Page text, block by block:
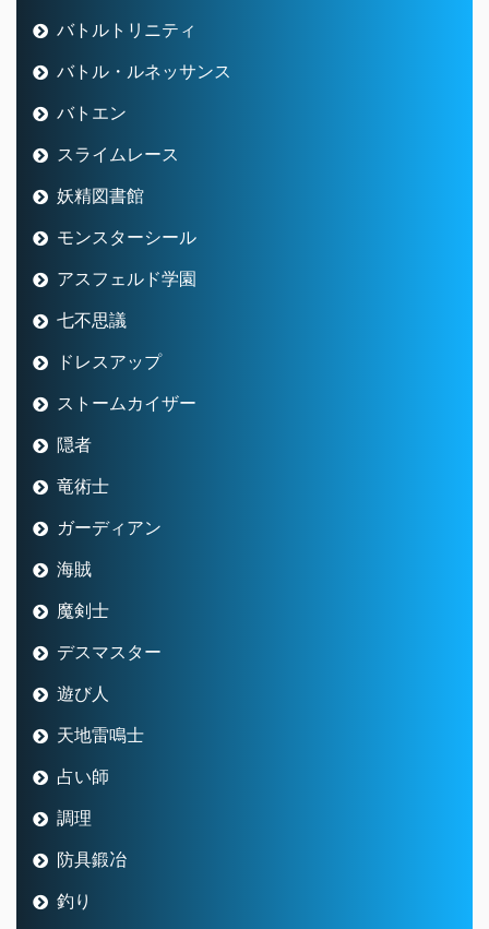
バトルトリニティ
バトル・ルネッサンス
バトエン
スライムレース
妖精図書館
モンスターシール
アスフェルド学園
七不思議
ドレスアップ
ストームカイザー
隠者
竜術士
ガーディアン
海賊
魔剣士
デスマスター
遊び人
天地雷鳴士
占い師
調理
防具鍛冶
釣り